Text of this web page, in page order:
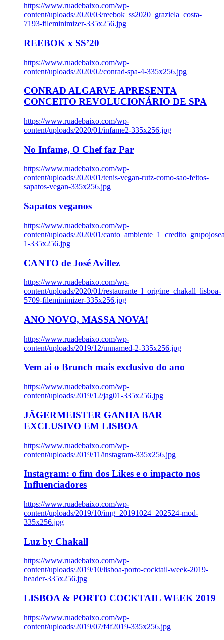
https://www.ruadebaixo.com/wp-
content/uploads/2020/03/reebok_ss2020_graziela_costa-
7193-fileminimizer-335x256.jpg
REEBOK x SS’20
https://www.ruadebaixo.com/wp-
content/uploads/2020/02/conrad-spa-4-335x256.jpg
CONRAD ALGARVE APRESENTA
CONCEITO REVOLUCIONÁRIO DE SPA
https://www.ruadebaixo.com/wp-
content/uploads/2020/01/infame2-335x256.jpg
No Infame, O Chef faz Par
https://www.ruadebaixo.com/wp-
content/uploads/2020/01/tenis-vegan-rutz-como-sao-feitos-
sapatos-vegan-335x256.jpg
Sapatos veganos
https://www.ruadebaixo.com/wp-
content/uploads/2020/01/
1-335x256.jpg
CANTO de José Avillez
https://www.ruadebaixo.com/wp-
content/uploads/2020/01/restaurante_l_origine_chakall_lisboa-
5709-fileminimizer-335x256.jpg
ANO NOVO, MASSA NOVA!
https://www.ruadebaixo.com/wp-
content/uploads/2019/12/unnamed-2-335x256.jpg
Vem ai o Brunch mais exclusivo do ano
https://www.ruadebaixo.com/wp-
content/uploads/2019/12/jag01-335x256.jpg
JÄGERMEISTER GANHA BAR
EXCLUSIVO EM LISBOA
https://www.ruadebaixo.com/wp-
content/uploads/2019/11/instagram-335x256.jpg
Instagram: o fim dos Likes e o impacto nos
Influenciadores
https://www.ruadebaixo.com/wp-
content/uploads/2019/10/img_20191024_202524-mod-
335x256.jpg
Luz by Chakall
https://www.ruadebaixo.com/wp-
content/uploads/2019/10/lisboa-porto-cocktail-week-2019-
header-335x256.jpg
LISBOA & PORTO COCKTAIL WEEK 2019
https://www.ruadebaixo.com/wp-
content/uploads/2019/07/f4f2019-335x256.jpg